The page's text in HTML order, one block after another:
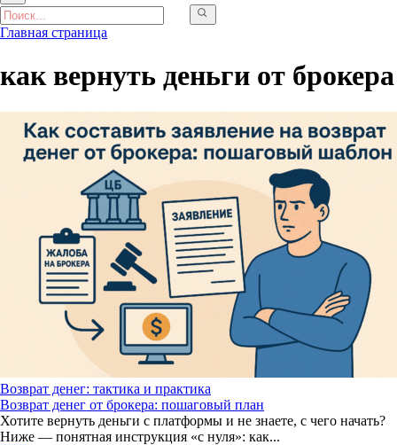
Главная страница
как вернуть деньги от брокера
Возврат денег: тактика и практика
Возврат денег от брокера: пошаговый план
Хотите вернуть деньги с платформы и не знаете, с чего начать?
Ниже — понятная инструкция «с нуля»: как...